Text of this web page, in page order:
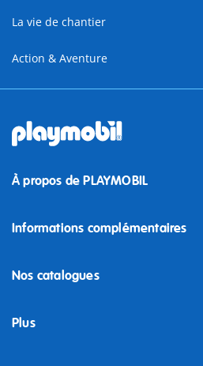
La vie de chantier
Action & Aventure
À propos de PLAYMOBIL
Informations complémentaires
Nos catalogues
Plus